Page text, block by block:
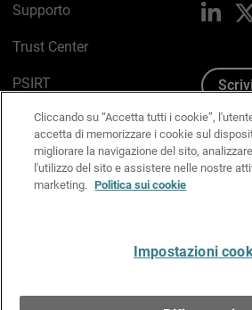
Supporto
Trust Center
PSIRT
Politica sui cookie
Informativa sulla privacy
Kit Media & Brand
Cliccando su “Accetta tutti i cookie”,
accetta di memorizzare i cookie sul
migliorare la navigazione del sito, analizzare
l'utilizzo del sito e assistere nelle nostre
marketing. Politica sui cookie
Impostazioni